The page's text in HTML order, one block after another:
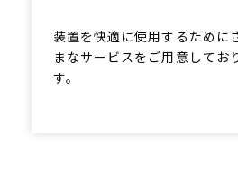
装置を快適に使用するために
まなサービスをご用意してお
す。